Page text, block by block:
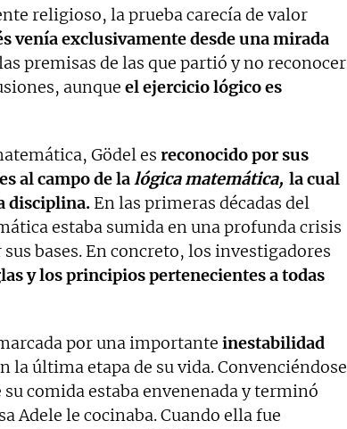
religioso, la prueba carecía de valor
venía exclusivamente desde una mirada
premisas de las que partió y no reconocer
aunque el ejercicio lógico es
Gödel es reconocido por sus
al campo de lalógica matemática, la cual
disciplina. En las primeras décadas del
estaba sumida en una profunda crisis
bases. En concreto, los investigadores
y los principios pertenecientes a todas
por una importante inestabilidad
la última etapa de su vida. Convenciéndose
su comida estaba envenenada y terminó
Adele le cocinaba. Cuando ella fue